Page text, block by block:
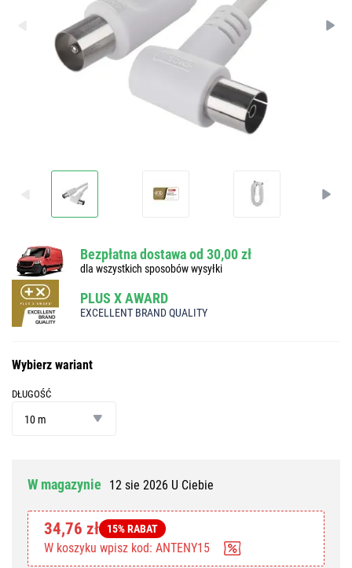
Bezpłatna dostawa od 30,00 zł
dla wszystkich sposobów wysyłki
PLUS X AWARD
EXCELLENT BRAND QUALITY
Wybierz wariant
DŁUGOŚĆ
10 m
W magazynie 12 sie 2026 U Ciebie
34,76 zł 15% RABAT
W koszyku wpisz kod: ANTENY15